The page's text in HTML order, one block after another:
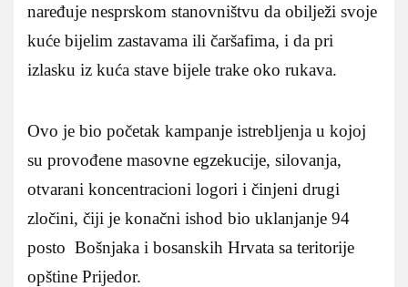
naređuje nesprskom stanovništvu da obilježi svoje
kuće bijelim zastavama ili čaršafima, i da pri
izlasku iz kuća stave bijele trake oko rukava.
Ovo je bio početak kampanje istrebljenja u kojoj
su provođene masovne egzekucije, silovanja,
otvarani koncentracioni logori i činjeni drugi
zločini, čiji je konačni ishod bio uklanjanje 94
posto Bošnjaka i bosanskih Hrvata sa teritorije
opštine Prijedor.